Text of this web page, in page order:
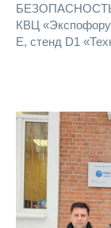
БЕЗОПАСНОСТЬ»
КВЦ
Е, стенд D1